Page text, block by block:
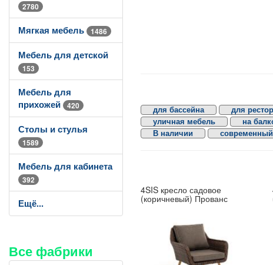
2780
Мягкая мебель 1486
Мебель для детской
153
Мебель для
прихожей
420
Столы и стулья
1589
Мебель для кабинета
392
Ещё...
Все фабрики
для бассейна для
уличная мебель
на
В наличии
4SIS кресло садовое
(коричневый) Прованс